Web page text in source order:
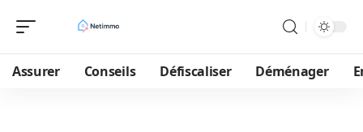
Assurer Conseils Défiscaliser Déménager